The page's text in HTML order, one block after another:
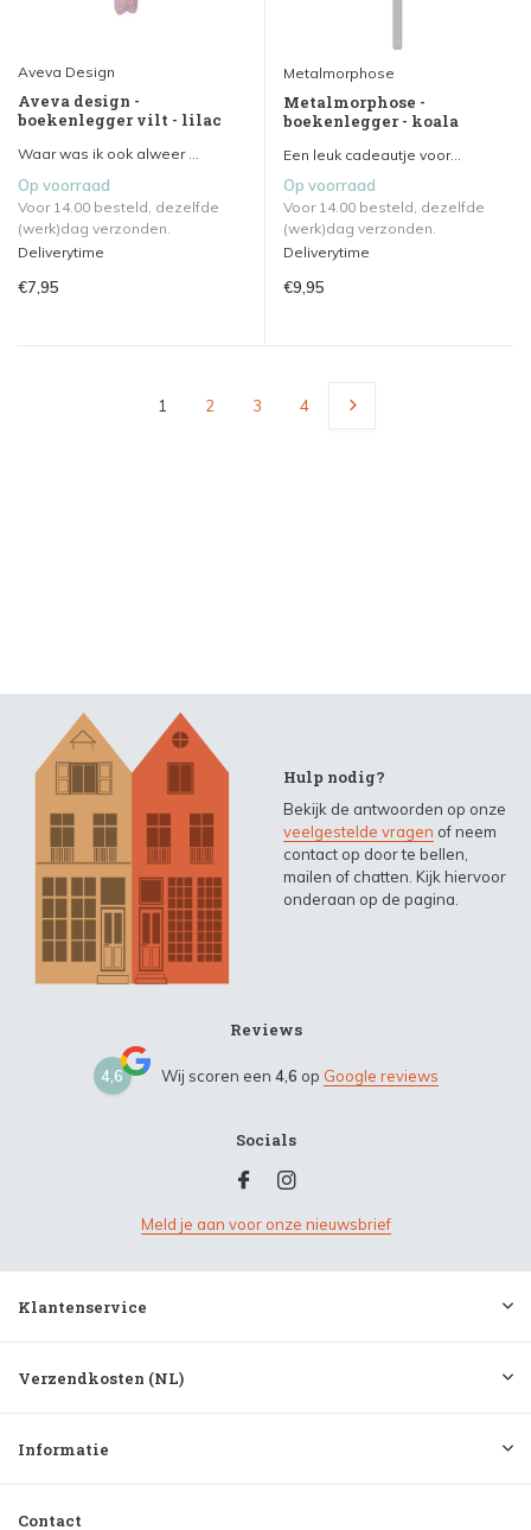
Aveva Design
Aveva design -
boekenlegger vilt - lilac
Waar was ik ook alweer ...
Op voorraad
Voor 14.00 besteld, dezelfde
(werk)dag verzonden.
Deliverytime
€7,95
Metalmorphose
Metalmorphose -
boekenlegger - koala
Een leuk cadeautje voor...
Op voorraad
Voor 14.00 besteld, dezelfde
(werk)dag verzonden.
Deliverytime
€9,95
1 2 3 4
Hulp nodig?
Bekijk de antwoorden op onze
veelgestelde vragen of neem
contact op door te bellen,
mailen of chatten. Kijk hiervoor
onderaan op de pagina.
Reviews
4,6 Wij scoren een 4,6 op Google reviews
Socials
Meld je aan voor onze nieuwsbrief
Klantenservice
Verzendkosten (NL)
Informatie
Contact